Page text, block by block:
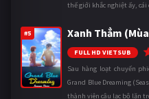
thế giới khắc nghiệt ấy,
#5 Xanh Thẳm
FULL HD VIETSUB
Sau hàng loạt chuyến
Grand Blue Dreaming
thành viên câu lạc bộ lặn